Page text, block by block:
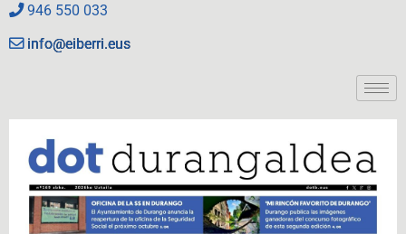
946 550 033
info@eiberri.eus